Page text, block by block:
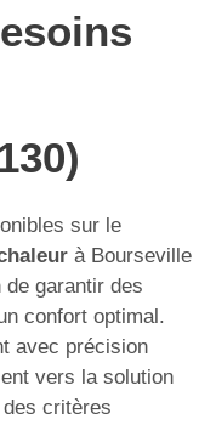
sur le
à Bourseville
garantir des
confort optimal.
avec précision
vers la solution
des critères